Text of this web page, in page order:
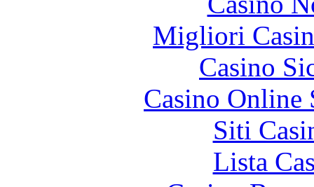
Migliori
Casino
Casino
Siti
Lista